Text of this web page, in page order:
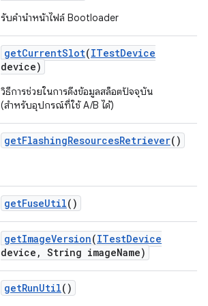
รับคำนำหน้าไฟล์ Bootloader
getCurrentSlot(ITestDevice
device)
วิธีการช่วยในการดึงข้อมูลสล็อตปัจจุบัน
(สำหรับอุปกรณ์ที่ใช้ A/B ได้)
getFlashingResourcesRetriever()
getFuseUtil()
getImageVersion(ITestDevice
device , String imageName)
getRunUtil()